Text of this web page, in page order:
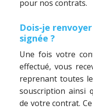
pour nos contrats.
Dois-je
signée ?
Une fois votre
effectué, vous
reprenant toutes
souscription ainsi
de votre contrat.